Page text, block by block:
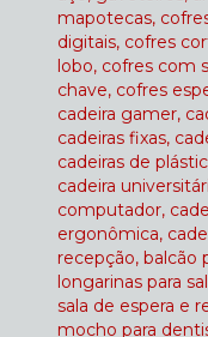
mapotecas,
digitais, cofres
lobo, cofres com
chave, cofres
cadeira gamer,
cadeiras fixas,
cadeiras de
cadeira
computador,
ergonômica,
recepção, balcão
longarinas para
sala de espera e
mocho para